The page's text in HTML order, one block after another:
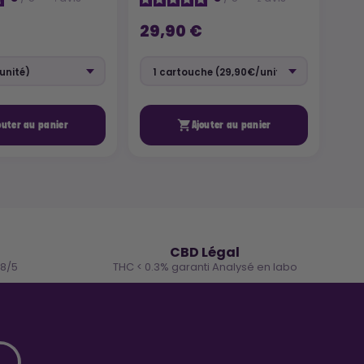
au panier
29,90 €
Ajouter au panier
5
CBD Légal
THC < 0.3% garanti Analysé en labo